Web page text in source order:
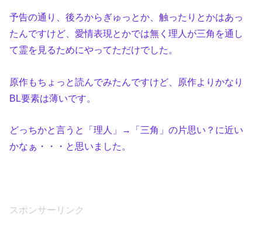
予告の通り、後ろからぎゅっとか、触ったりとかはあっ
たんですけど、愛情表現とかでは無く理人が三角を通し
て霊を見るためにやってただけでした。
原作もちょっと読んでみたんですけど、原作よりかなり
BL要素は薄いです。
どっちかと言うと「理人」→「三角」の片思い？に近い
かなぁ・・・と思いました。
スポンサーリンク